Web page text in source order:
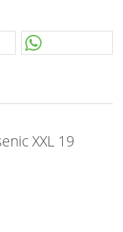
XXL 19